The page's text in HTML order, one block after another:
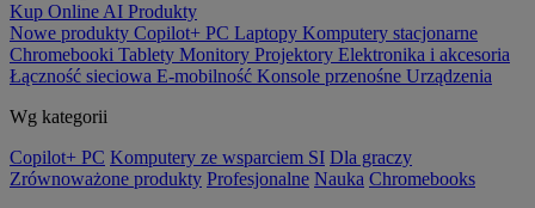
Kup Online AI Produkty
Nowe produkty Copilot+ PC Laptopy Komputery stacjonarne
Chromebooki Tablety Monitory Projektory Elektronika i akcesoria
Łączność sieciowa E-mobilność Konsole przenośne Urządzenia
Wg kategorii
Copilot+ PC Komputery ze wsparciem SI Dla graczy
Zrównoważone produkty Profesjonalne Nauka Chromebooks